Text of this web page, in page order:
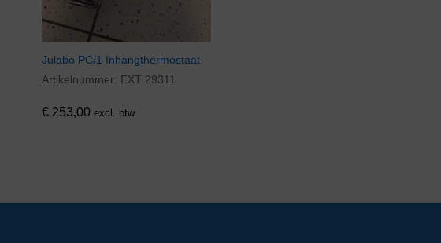
Julabo PC/1 Inhangthermostaat
Artikelnummer: EXT 29311
€ 253,00 excl. btw